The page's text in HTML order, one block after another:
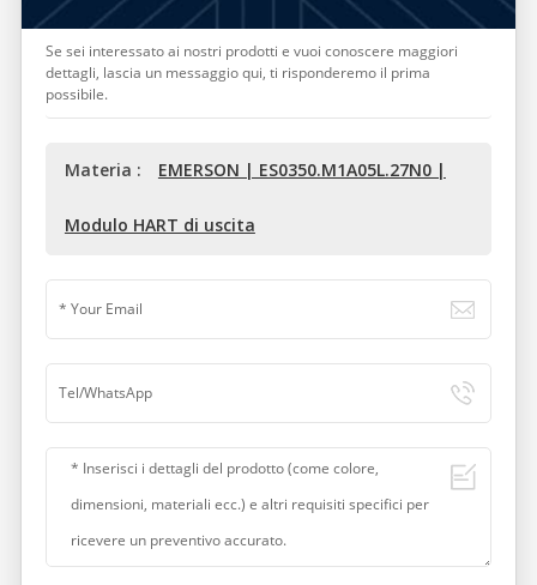
Se sei interessato ai nostri prodotti e vuoi conoscere maggiori
dettagli, lascia un messaggio qui, ti risponderemo il prima
possibile.
Materia : EMERSON | ES0350.M1A05L.27N0 |
Modulo HART di uscita